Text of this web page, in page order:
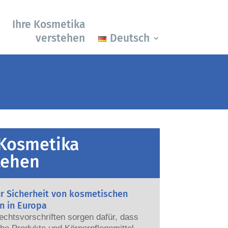
Ihre Kosmetika
verstehen
Deutsch
Sicherheit von kosmetischen
in Europa
sorgen dafür, dass